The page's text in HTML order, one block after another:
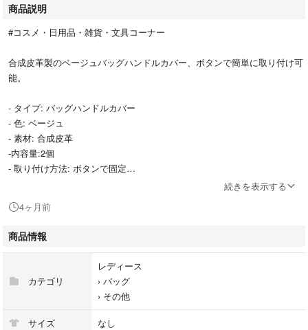
商品説明
#コスメ・日用品・雑貨・文具コーナー
合成皮革製のベージュバッグハンドルカバー、ボタンで簡単に取り付け可
能。
- タイプ: バッグハンドルカバー
- 色: ベージュ
- 素材: 合成皮革
-内容量:2個
- 取り付け方法: ボタンで固定
ポイント消化
1000円以下
続きを表示する
4ヶ月前
商品情報
カテゴリ
レディース
› バッグ
› その他
サイズ なし